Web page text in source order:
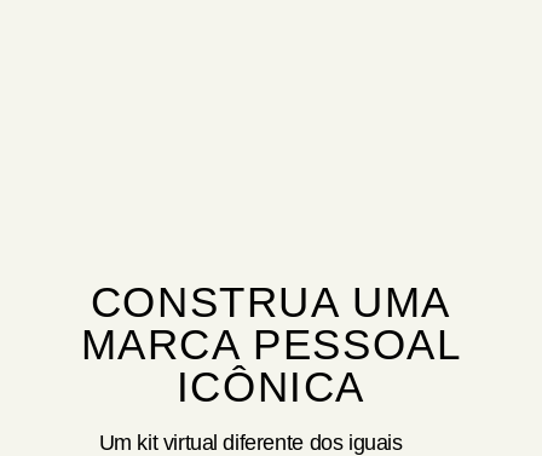
CONSTRUA UMA
MARCA PESSOAL
ICÔNICA
Um kit virtual diferente dos iguais